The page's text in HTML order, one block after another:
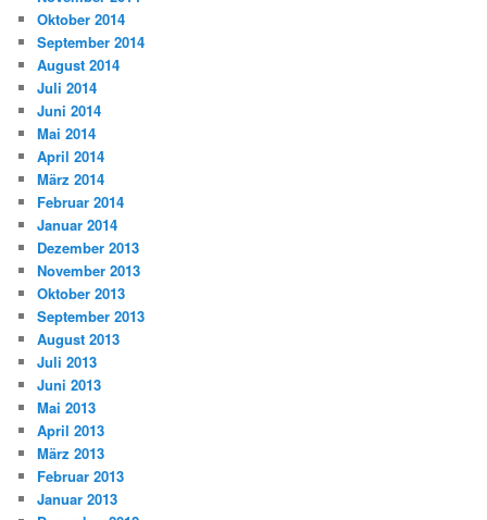
Oktober 2014
September 2014
August 2014
Juli 2014
Juni 2014
Mai 2014
April 2014
März 2014
Februar 2014
Januar 2014
Dezember 2013
November 2013
Oktober 2013
September 2013
August 2013
Juli 2013
Juni 2013
Mai 2013
April 2013
März 2013
Februar 2013
Januar 2013